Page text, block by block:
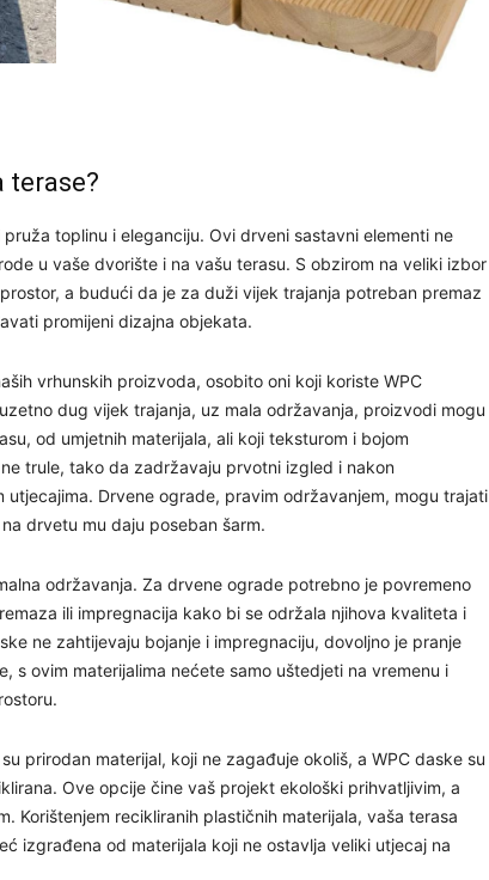
terase?
toplinu i eleganciju. Ovi drveni sastavni elementi ne
u vaše dvorište i na vašu terasu. S obzirom na veliki izbor
a budući da je za duži vijek trajanja potreban premaz
promijeni dizajna objekata.
vrhunskih proizvoda, osobito oni koji koriste WPC
dug vijek trajanja, uz mala održavanja, proizvodi mogu
od umjetnih materijala, ali koji teksturom i bojom
trule, tako da zadržavaju prvotni izgled i nakon
Drvene ograde, pravim održavanjem, mogu trajati
drvetu mu daju poseban šarm.
održavanja. Za drvene ograde potrebno je povremeno
ili impregnacija kako bi se održala njihova kvaliteta i
ne zahtijevaju bojanje i impregnaciju, dovoljno je pranje
s ovim materijalima nećete samo uštedjeti na vremenu i
prirodan materijal, koji ne zagađuje okoliš, a WPC daske su
Ove opcije čine vaš projekt ekološki prihvatljivim, a
Korištenjem recikliranih plastičnih materijala, vaša terasa
izgrađena od materijala koji ne ostavlja veliki utjecaj na